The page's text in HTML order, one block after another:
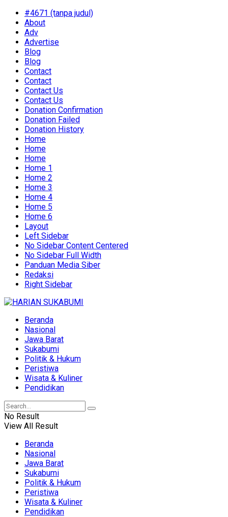
#4671 (tanpa judul)
About
Adv
Advertise
Blog
Blog
Contact
Contact
Contact Us
Contact Us
Donation Confirmation
Donation Failed
Donation History
Home
Home
Home
Home 1
Home 2
Home 3
Home 4
Home 5
Home 6
Layout
Left Sidebar
No Sidebar Content Centered
No Sidebar Full Width
Panduan Media Siber
Redaksi
Right Sidebar
Beranda
Nasional
Jawa Barat
Sukabumi
Politik & Hukum
Peristiwa
Wisata & Kuliner
Pendidikan
No Result
View All Result
Beranda
Nasional
Jawa Barat
Sukabumi
Politik & Hukum
Peristiwa
Wisata & Kuliner
Pendidikan